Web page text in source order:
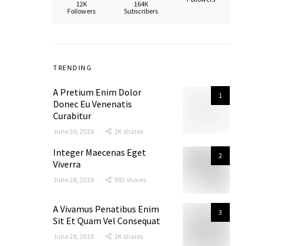
12K
Followers
164K
Subscribers
TRENDING
1
A Pretium Enim Dolor
Donec Eu Venenatis
Curabitur
June 30, 2018 1K shares
2
Integer Maecenas Eget
Viverra
June 28, 2018 992 shares
3
A Vivamus Penatibus Enim
Sit Et Quam Vel Consequat
June 28, 2018 1K shares